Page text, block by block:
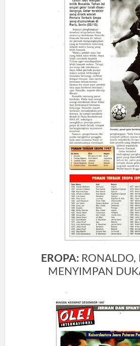
EROPA: RONALDO,
MENYIMPAN